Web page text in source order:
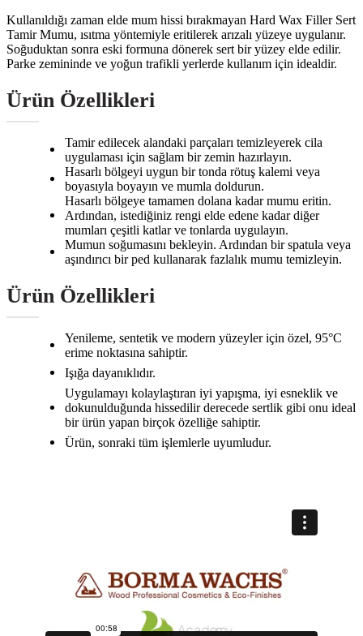
Kullanıldığı zaman elde mum hissi bırakmayan Hard Wax Filler Sert
Tamir Mumu, ısıtma yöntemiyle eritilerek arızalı yüzeye uygulanır.
Soğuduktan sonra eski formuna dönerek sert bir yüzey elde edilir.
Parke zemininde ve yoğun trafikli yerlerde kullanım için idealdir.
Ürün Özellikleri
Tamir edilecek alandaki parçaları temizleyerek cila
uygulaması için sağlam bir zemin hazırlayın.
Hasarlı bölgeyi uygun bir tonda rötuş kalemi veya
boyasıyla boyayın ve mumla doldurun.
Hasarlı bölgeye tamamen dolana kadar mumu eritin.
Ardından, istediğiniz rengi elde edene kadar diğer
mumları çeşitli katlar ve tonlarda uygulayın.
Mumun soğumasını bekleyin. Ardından bir spatula veya
aşındırıcı bir ped kullanarak fazlalık mumu temizleyin.
Ürün Özellikleri
Yenileme, sentetik ve modern yüzeyler için özel, 95°C
erime noktasına sahiptir.
Işığa dayanıklıdır.
Uygulamayı kolaylaştıran iyi yapışma, iyi esneklik ve
dokunulduğunda hissedilir derecede sertlik gibi onu ideal
bir ürün yapan birçok özelliğe sahiptir.
Ürün, sonraki tüm işlemlerle uyumludur.